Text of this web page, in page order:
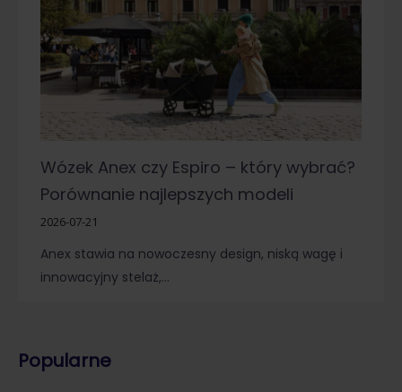
Wózek Anex czy Espiro – który wybrać?
Porównanie najlepszych modeli
2026-07-21
Anex stawia na nowoczesny design, niską wagę i
innowacyjny stelaż,…
Popularne